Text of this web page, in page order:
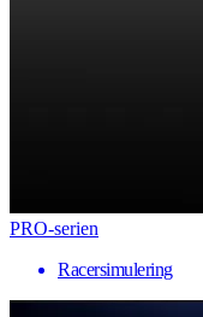
PRO-serien
Racersimulering